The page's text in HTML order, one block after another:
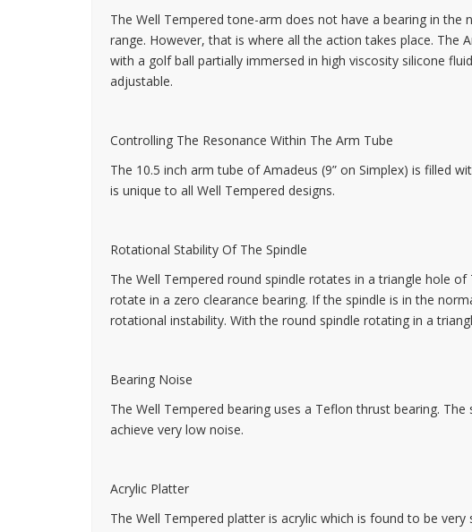
The Well Tempered tone-arm does not have a bearing in
range. However, that is where all the action takes place. The
with a golf ball partially immersed in high viscosity silicone
adjustable.
Controlling The Resonance Within The Arm Tube
The 10.5 inch arm tube of Amadeus (9” on Simplex) is filled
is unique to all Well Tempered designs.
Rotational Stability Of The Spindle
The Well Tempered round spindle rotates in a triangle hole
rotate in a zero clearance bearing. If the spindle is in the
rotational instability. With the round spindle rotating in a
Bearing Noise
The Well Tempered bearing uses a Teflon thrust bearing.
achieve very low noise.
Acrylic Platter
The Well Tempered platter is acrylic which is found to be